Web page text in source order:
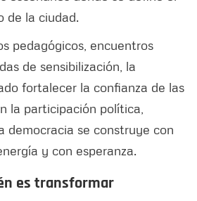
de la ciudad.
pedagógicos, encuentros
de sensibilización, la
fortalecer la confianza de las
la participación política,
democracia se construye con
y con esperanza.
es transformar